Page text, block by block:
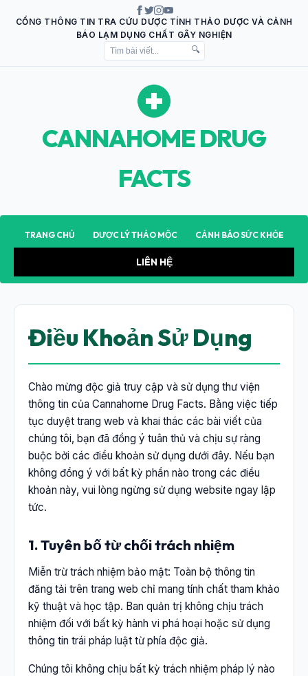
CỔNG THÔNG TIN TRA CỨU DƯỢC TÍNH THẢO DƯỢC VÀ CẢNH
BÁO LẠM DỤNG CHẤT GÂY NGHIỆN
🔍
CANNAHOME DRUG
FACTS
TRANG CHỦ DƯỢC LÝ THẢO MỘC CẢNH BÁO SỨC KHỎE
LIÊN HỆ
Điều Khoản Sử Dụng
Chào mừng độc giả truy cập và sử dụng thư viện
thông tin của Cannahome Drug Facts. Bằng việc tiếp
tục duyệt trang web và khai thác các bài viết của
chúng tôi, bạn đã đồng ý tuân thủ và chịu sự ràng
buộc bởi các điều khoản sử dụng dưới đây. Nếu bạn
không đồng ý với bất kỳ phần nào trong các điều
khoản này, vui lòng ngừng sử dụng website ngay lập
tức.
1. Tuyên bố từ chối trách nhiệm
Miễn trừ trách nhiệm bảo mật: Toàn bộ thông tin
đăng tải trên trang web chỉ mang tính chất tham khảo
kỹ thuật và học tập. Ban quản trị không chịu trách
nhiệm đối với bất kỳ hành vi phá hoại hoặc sử dụng
thông tin trái pháp luật từ phía độc giả.
Chúng tôi không chịu bất kỳ trách nhiệm pháp lý nào